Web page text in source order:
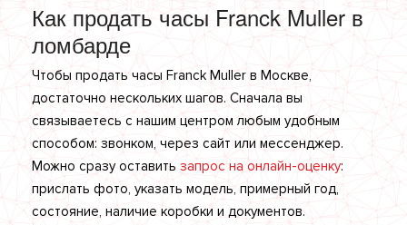
Как продать часы Franck Muller в
ломбарде
Чтобы продать часы Franck Muller в Москве,
достаточно нескольких шагов. Сначала вы
связываетесь с нашим центром любым удобным
способом: звонком, через сайт или мессенджер.
Можно сразу оставить запрос на онлайн-оценку:
прислать фото, указать модель, примерный год,
состояние, наличие коробки и документов.